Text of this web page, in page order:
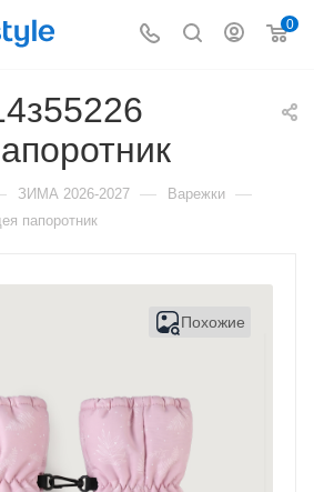
0
ЗИМА 2026-2027 — Варежки —
папоротник
Похожие